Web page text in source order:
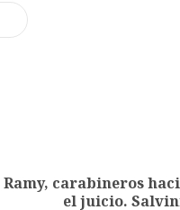
Ramy, carabineros
el juicio.